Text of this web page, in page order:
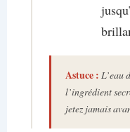
Astuce : L’eau
l’ingrédient
jetez jamais